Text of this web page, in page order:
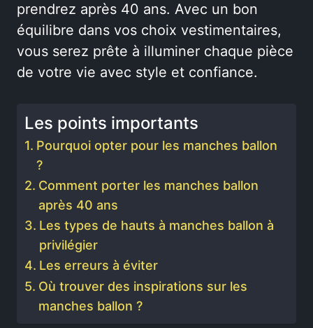
prendrez après 40 ans. Avec un bon
équilibre dans vos choix vestimentaires,
vous serez prête à illuminer chaque pièce
de votre vie avec style et confiance.
Les points importants
Pourquoi opter pour les manches ballon
?
Comment porter les manches ballon
après 40 ans
Les types de hauts à manches ballon à
privilégier
Les erreurs à éviter
Où trouver des inspirations sur les
manches ballon ?